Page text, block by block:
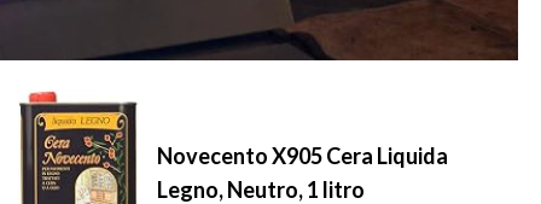
Novecento X905 Cera Liquida
Legno, Neutro, 1 litro